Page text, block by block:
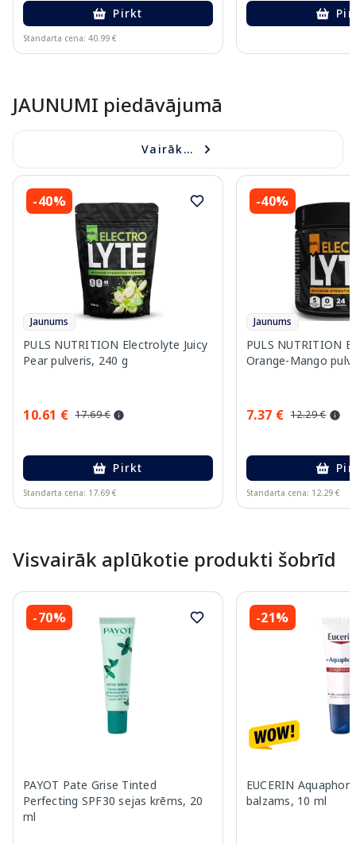
Pirkt
Standarta cena: 40.99 €
JAUNUMI piedāvājumā
Vairāk...
-40%
Jaunums
PULS NUTRITION Electrolyte Juicy
Pear pulveris, 240 g
10.61 € 17.69 €
Pirkt
Standarta cena: 17.69 €
-40%
Jaunums
PULS NUTRITION
Orange-Mango
7.37 € 12.29 €
Standarta cena: 12.29 €
Visvairāk aplūkotie produkti šobrīd
-70%
PAYOT Pate Grise Tinted
Perfecting SPF30 sejas krēms, 20
ml
-21%
EUCERIN Aquaphor
balzams, 10 ml